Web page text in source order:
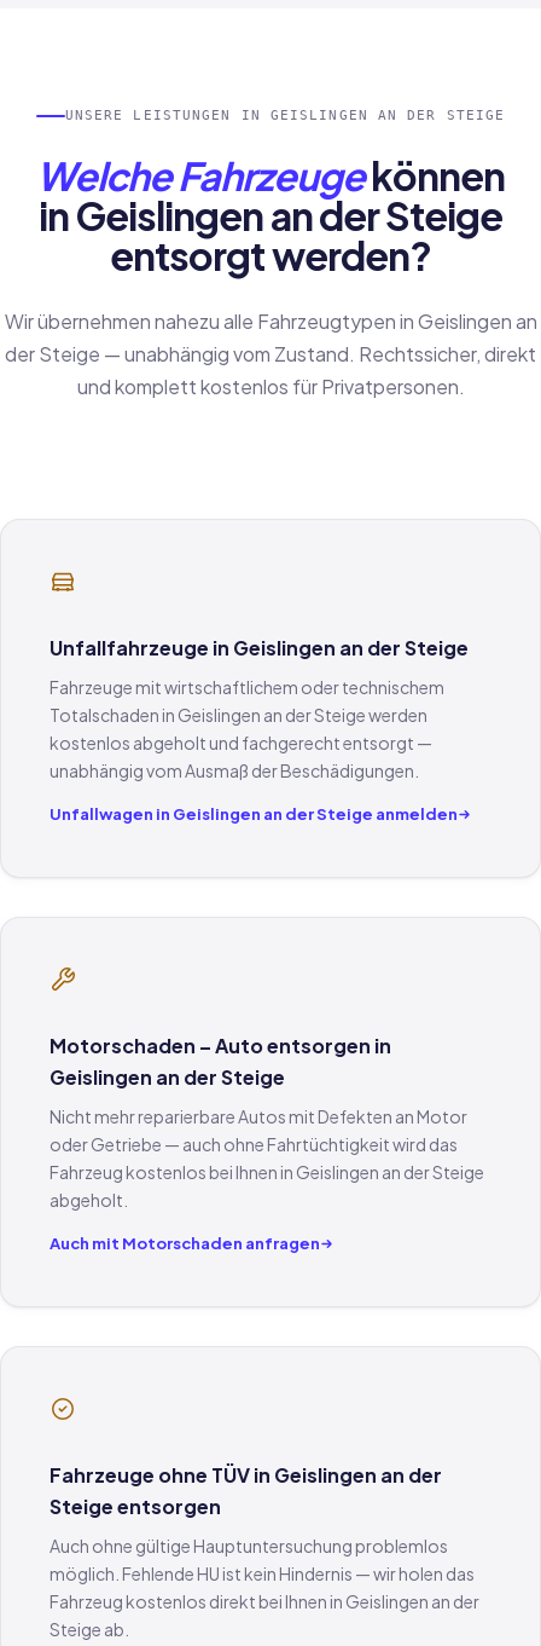
UNSERE LEISTUNGEN IN GEISLINGEN AN DER STEIGE
Welche Fahrzeugekönnen
in Geislingen an der Steige
entsorgt werden?
Wir übernehmen nahezu alle Fahrzeugtypen in Geislingen an
der Steige — unabhängig vom Zustand. Rechtssicher, direkt
und komplett kostenlos für Privatpersonen.
Unfallfahrzeuge in Geislingen an der Steige
Fahrzeuge mit wirtschaftlichem oder technischem
Totalschaden in Geislingen an der Steige werden
kostenlos abgeholt und fachgerecht entsorgt —
unabhängig vom Ausmaß der Beschädigungen.
Unfallwagen in Geislingen an der Steige anmelden
Motorschaden – Auto entsorgen in
Geislingen an der Steige
Nicht mehr reparierbare Autos mit Defekten an Motor
oder Getriebe — auch ohne Fahrtüchtigkeit wird das
Fahrzeug kostenlos bei Ihnen in Geislingen an der Steige
abgeholt.
Auch mit Motorschaden anfragen
Fahrzeuge ohne TÜV in Geislingen an der
Steige entsorgen
Auch ohne gültige Hauptuntersuchung problemlos
möglich. Fehlende HU ist kein Hindernis — wir holen das
Fahrzeug kostenlos direkt bei Ihnen in Geislingen an der
Steige ab.